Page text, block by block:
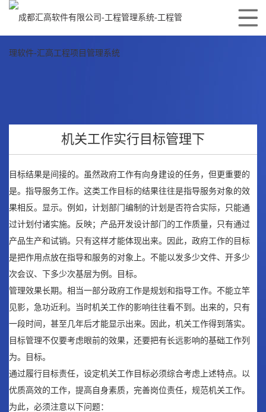
机关工作实行目标管理下
目标结果是间接的。虽然政府工作有向身建设的任务，但更重要的
是。指导服务工作。这类工作目标的结果往往是指导服务对象的效
果相反。显示。例如，计划部门编制的计划是否符合实际，只能通
过计划付诸实施。反映；产品开发设计部门的工作质量，只有通过
产品生产和试销。只有这样才能体现出来。因此，政府工作的目标
是把作用点放在指导和服务的对象上。不能以发多少文件、开多少
次会议、下多少次基层为例。目标。
管理效果长期。相当一部分政府工作是规划和指导工作。不能立竿
见影，急功近利。当时机关工作的影响往往看不到。出来的，只有
一段时间，甚至几年后才能显示出来。因此，机关工作得到落实。
目标管理不仅要考虑眼前的效果，还要把有长远影响的基础工作列
为。目标。
通过履行目标责任，设定机关工作目标必须综合考虑上述特点。以
优质高效的工作，提高自身素质，完善岗位责任，规范机关工作。
为此，必须注意以下问题：